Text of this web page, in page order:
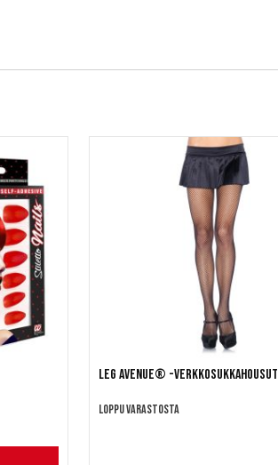
Leg Avenue® -verkkosukkahousut
Loppu varastosta